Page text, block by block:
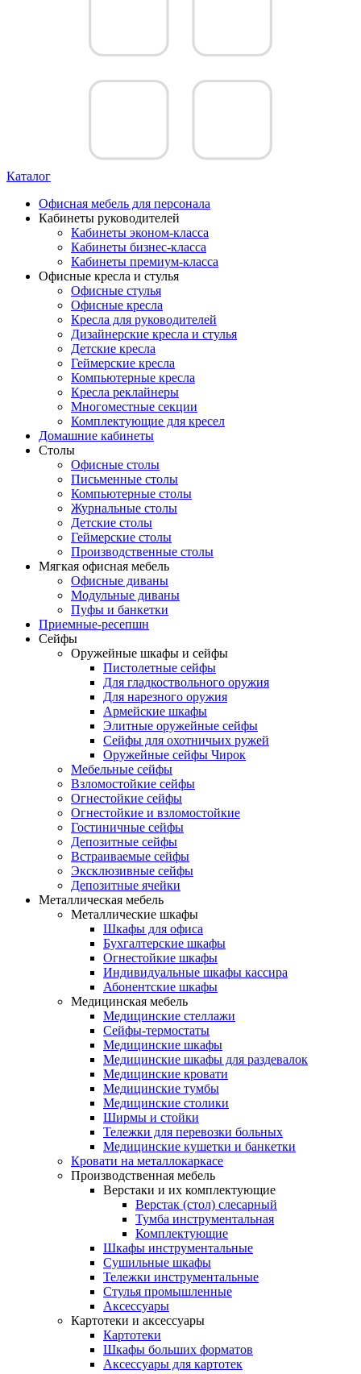
Каталог
Офисная мебель для персонала
Кабинеты руководителей
Кабинеты эконом-класса
Кабинеты бизнес-класса
Кабинеты премиум-класса
Офисные кресла и стулья
Офисные стулья
Офисные кресла
Кресла для руководителей
Дизайнерские кресла и стулья
Детские кресла
Геймерские кресла
Компьютерные кресла
Кресла реклайнеры
Многоместные секции
Комплектующие для кресел
Домашние кабинеты
Столы
Офисные столы
Письменные столы
Компьютерные столы
Журнальные столы
Детские столы
Геймерские столы
Производственные столы
Мягкая офисная мебель
Офисные диваны
Модульные диваны
Пуфы и банкетки
Приемные-ресепшн
Сейфы
Оружейные шкафы и сейфы
Пистолетные сейфы
Для гладкоствольного оружия
Для нарезного оружия
Армейские шкафы
Элитные оружейные сейфы
Сейфы для охотничьих ружей
Оружейные сейфы Чирок
Мебельные сейфы
Взломостойкие сейфы
Огнестойкие сейфы
Огнестойкие и взломостойкие
Гостиничные сейфы
Депозитные сейфы
Встраиваемые сейфы
Эксклюзивные сейфы
Депозитные ячейки
Металлическая мебель
Металлические шкафы
Шкафы для офиса
Бухгалтерские шкафы
Огнестойкие шкафы
Индивидуальные шкафы кассира
Абонентские шкафы
Медицинская мебель
Медицинские стеллажи
Сейфы-термостаты
Медицинские шкафы
Медицинские шкафы для раздевалок
Медицинские кровати
Медицинские тумбы
Медицинские столики
Ширмы и стойки
Тележки для перевозки больных
Медицинские кушетки и банкетки
Кровати на металлокаркасе
Производственная мебель
Верстаки и их комплектующие
Верстак (стол) слесарный
Тумба инструментальная
Комплектующие
Шкафы инструментальные
Сушильные шкафы
Тележки инструментальные
Стулья промышленные
Аксессуары
Картотеки и аксессуары
Картотеки
Шкафы больших форматов
Аксессуары для картотек